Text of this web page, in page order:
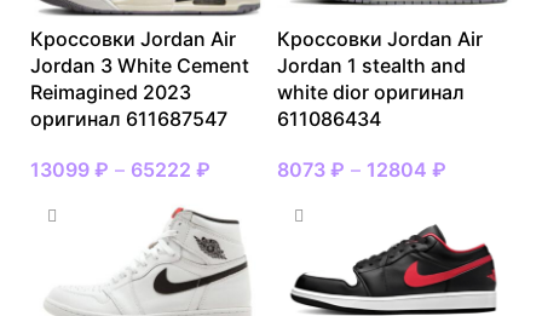
Кроссовки Jordan Air
Jordan 3 White Cement
Reimagined 2023
оригинал 611687547
13099 ₽ – 65222 ₽
Кроссовки Jordan Air
Jordan 1 stealth and
white dior оригинал
611086434
8073 ₽ – 12804 ₽